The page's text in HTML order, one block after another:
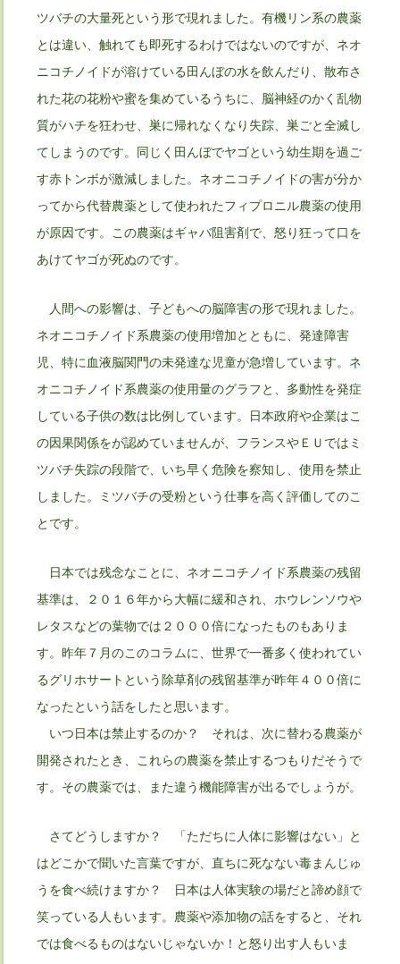
ツバチの大量死という形で現れました。有機リン系の農薬
とは違い、触れても即死するわけではないのですが、ネオ
ニコチノイドが溶けている田んぼの水を飲んだり、散布さ
れた花の花粉や蜜を集めているうちに、脳神経のかく乱物
質がハチを狂わせ、巣に帰れなくなり失踪、巣ごと全滅し
てしまうのです。同じく田んぼでヤゴという幼生期を過ご
す赤トンボが激減しました。ネオニコチノイドの害が分か
ってから代替農薬として使われたフィプロニル農薬の使用
が原因です。この農薬はギャバ阻害剤で、怒り狂って口を
あけてヤゴが死ぬのです。
人間への影響は、子どもへの脳障害の形で現れました。
ネオニコチノイド系農薬の使用増加とともに、発達障害
児、特に血液脳関門の未発達な児童が急増しています。ネ
オニコチノイド系農薬の使用量のグラフと、多動性を発症
している子供の数は比例しています。日本政府や企業はこ
の因果関係をが認めていませんが、フランスやＥＵではミ
ツバチ失踪の段階で、いち早く危険を察知し、使用を禁止
しました。ミツバチの受粉という仕事を高く評価してのこ
とです。
日本では残念なことに、ネオニコチノイド系農薬の残留
基準は、２０１６年から大幅に緩和され、ホウレンソウや
レタスなどの葉物では２０００倍になったものもありま
す。昨年７月のこのコラムに、世界で一番多く使われてい
るグリホサートという除草剤の残留基準が昨年４００倍に
なったという話をしたと思います。
いつ日本は禁止するのか？ それは、次に替わる農薬が
開発されたとき、これらの農薬を禁止するつもりだそうで
す。その農薬では、また違う機能障害が出るでしょうが。
さてどうしますか？ 「ただちに人体に影響はない」と
はどこかで聞いた言葉ですが、直ちに死なない毒まんじゅ
うを食べ続けますか？ 日本は人体実験の場だと諦め顔で
笑っている人もいます。農薬や添加物の話をすると、それ
では食べるものはないじゃないか！と怒り出す人もいま